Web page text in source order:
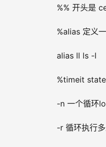
%% 开头是
%alias 定义
alias ll ls -l
%timeit
-n 一个循环
-r 循环执行